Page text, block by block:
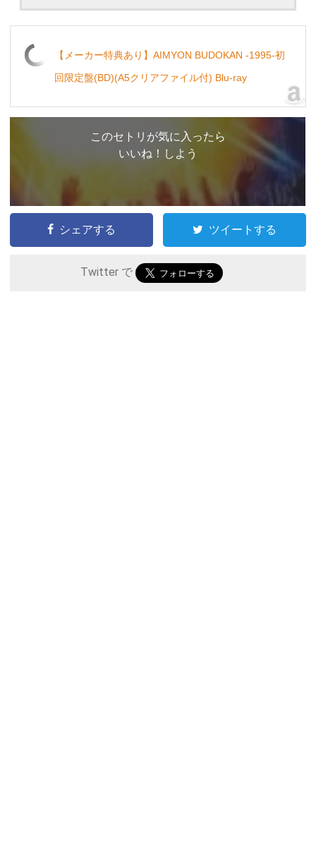
【メーカー特典あり】AIMYON BUDOKAN -1995-初
回限定盤(BD)(A5クリアファイル付) Blu-ray
このセトリが気に入ったら
いいね！しよう
シェアする ツイートする
Twitter で